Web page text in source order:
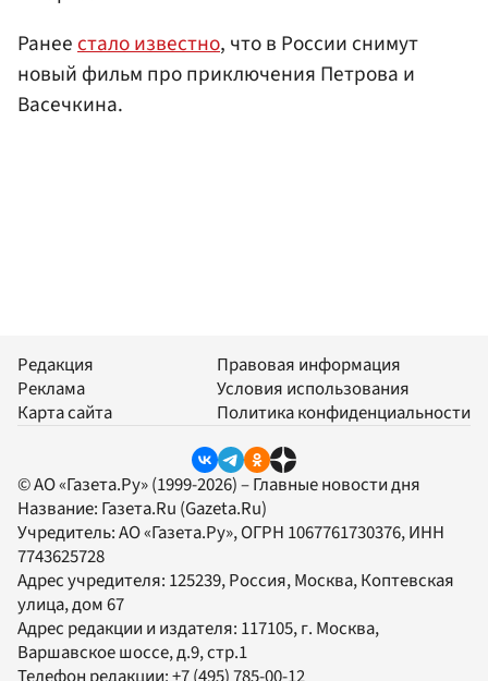
Ранеестало известно, что в России снимут
новый фильм про приключения Петрова и
Васечкина.
Редакция
Реклама
Карта сайта
Правовая информация
Условия использования
Политика конфиденциальности
© АО «Газета.Ру» (1999-2026) – Главные новости дня
Название: Газета.Ru (Gazeta.Ru)
Учредитель:АО «Газета.Ру», ОГРН 1067761730376, ИНН
7743625728
Адрес учредителя: 125239, Россия, Москва, Коптевская
улица, дом 67
Адрес редакции и издателя: 117105, г. Москва,
Варшавское шоссе, д.9, стр.1